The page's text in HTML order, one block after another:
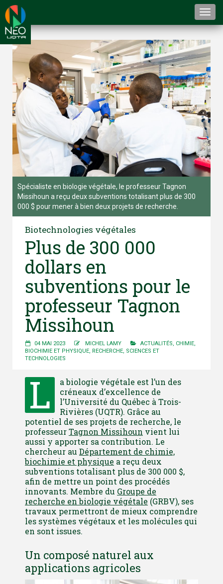
Spécialiste en biologie végétale, le professeur Tagnon
Missihoun a reçu deux subventions totalisant plus de 300
000 $ pour mener à bien deux projets de recherche.
Biotechnologies végétales
Plus de 300 000
dollars en
subventions pour le
professeur Tagnon
Missihoun
04 MAI 2023 MICHEL LAMY ACTUALITÉS, CHIMIE,
BIOCHIMIE ET PHYSIQUE, RECHERCHE, SCIENCES ET
TECHNOLOGIES
L
a biologie végétale est l’un des
créneaux d’excellence de
l’Université du Québec à Trois-
Rivières (UQTR). Grâce au
potentiel de ses projets de recherche, le
professeurTagnon Missihoun vient lui
aussi y apporter sa contribution. Le
chercheur au Département de chimie,
biochimie et physique a reçu deux
subventions totalisant plus de 300 000 $,
afin de mettre un point des procédés
innovants. Membre du Groupe de
recherche en biologie végétale (GRBV), ses
travaux permettront de mieux comprendre
les systèmes végétaux et les molécules qui
en sont issues.
Un composé naturel aux
applications agricoles